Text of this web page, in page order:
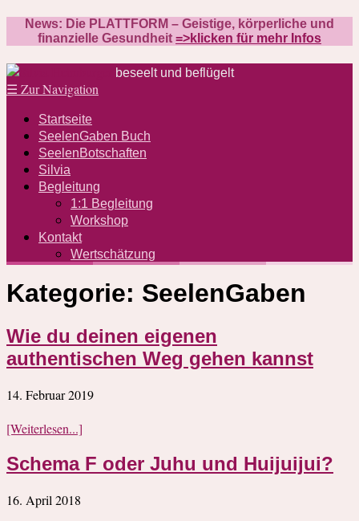
News: Die PLATTFORM – Geistige, körperliche und
finanzielle Gesundheit =>klicken für mehr Infos
beseelt und beflügelt
☰ Zur Navigation
Startseite
SeelenGaben Buch
SeelenBotschaften
Silvia
Begleitung
1:1 Begleitung
Workshop
Kontakt
Wertschätzung
Kategorie: SeelenGaben
Wie du deinen eigenen
authentischen Weg gehen kannst
14. Februar 2019
[Weiterlesen...]
Schema F oder Juhu und Huijuijui?
16. April 2018